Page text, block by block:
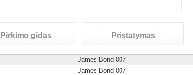
Pirkimo gidas Pristatymas
James Bond 007
James Bond 007